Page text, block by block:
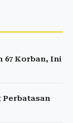
67 Korban, Ini
Perbatasan